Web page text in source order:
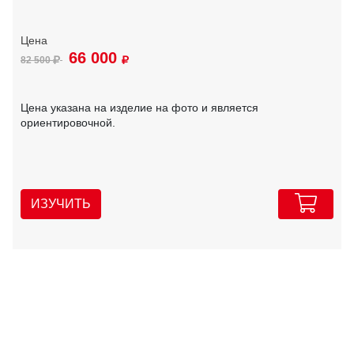
82 500 66 000
Цена указана на изделие на фото и является
ориентировочной.
ИЗУЧИТЬ